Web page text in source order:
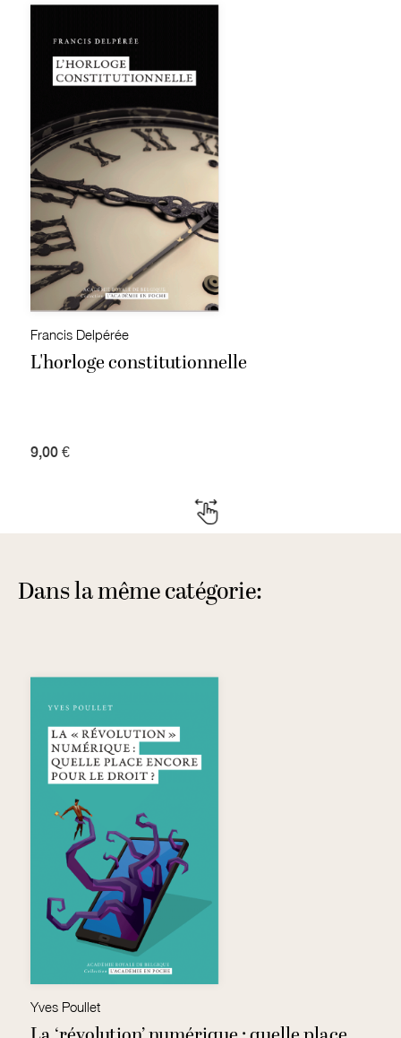
Francis Delpérée
L'horloge constitutionnelle
9,00 €
Dans la même catégorie:
Yves Poullet